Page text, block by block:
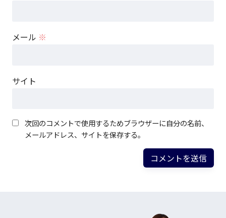
メール ※
サイト
次回のコメントで使用するためブラウザーに自分の名前、
メールアドレス、サイトを保存する。